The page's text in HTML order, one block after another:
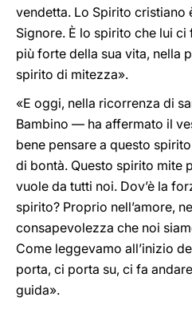
vendetta. Lo Spirito cristiano
Signore. È lo spirito che lui
più forte della sua vita, nella
spirito di mitezza».
«E oggi, nella ricorrenza di
Bambino — ha affermato il
bene pensare a questo
di bontà. Questo spirito mite
vuole da tutti noi. Dov’è la
spirito? Proprio nell’amore,
consapevolezza che noi
Come leggevamo all’inizio
porta, ci porta su, ci fa
guida».